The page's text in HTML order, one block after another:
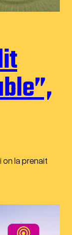
la prenait